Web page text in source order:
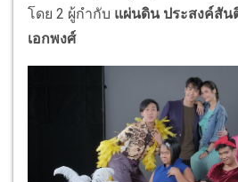
โดย 2 ผู้กำกับ แผ่นดิน ประสงค์สั
เอกพงศ์